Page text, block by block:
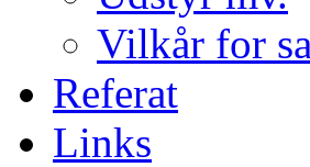
Vilkår for
Referat
Links